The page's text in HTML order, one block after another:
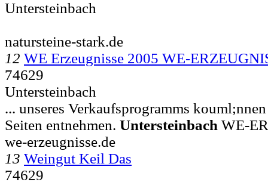
Untersteinbach
natursteine-stark.de
12 WE Erzeugnisse 2005 WE-
74629
Untersteinbach
... unseres Verkaufsprogramms
Seiten entnehmen. Untersteinbach WE-
we-erzeugnisse.de
13 Weingut Keil Das
74629